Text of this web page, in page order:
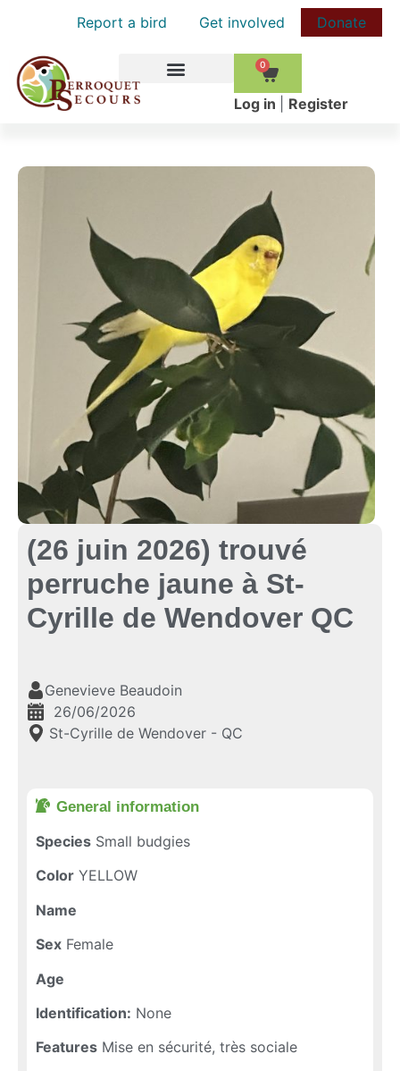
Report a bird Get involved Donate
0
Log in Register
(26 juin 2026) trouvé
perruche jaune à St-
Cyrille de Wendover QC
Genevieve Beaudoin
26/06/2026
St-Cyrille de Wendover - QC
General information​
Species Small budgies
Color YELLOW
Name
Sex Female
Age
Identification: None
Features Mise en sécurité, très sociale